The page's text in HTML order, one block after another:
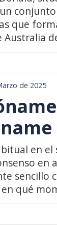
que
de 2025
en
en
sencillo
qué